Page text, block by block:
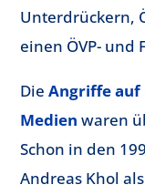
Unterdrückern,
einen ÖVP- und
Die Angriffe auf
Medien waren
Schon in den
Andreas Khol